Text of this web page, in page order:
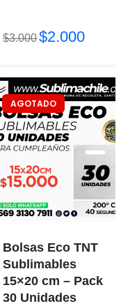
$3.000$2.000
AGOTADO
Bolsas Eco TNT
Sublimables
15×20 cm – Pack
30 Unidades